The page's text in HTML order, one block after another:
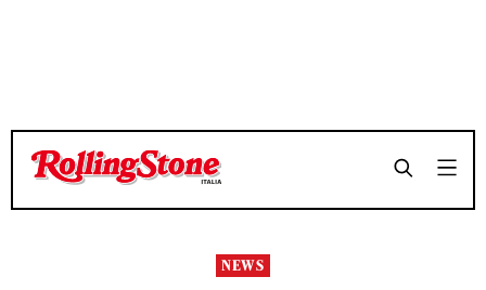
TEMPO DI LETTURA 3 MINUTI SHARE
TEMPO DI LETTURA 3 MINUTI SHARE
NEWS